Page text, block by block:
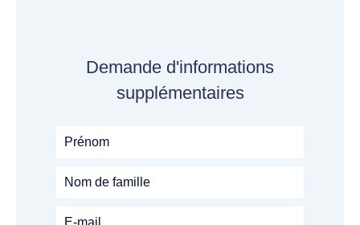
Demande d'informations
supplémentaires